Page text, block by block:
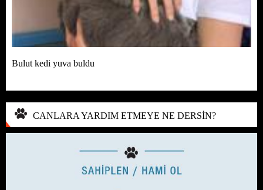
Bulut kedi yuva buldu
CANLARA YARDIM ETMEYE NE DERSİN?